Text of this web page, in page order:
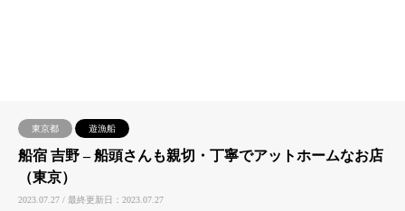
東京都 遊漁船
船宿 吉野 – ​船頭さんも親切・丁寧でアットホームなお店
（東京）
2023.07.27 / 最終更新日：2023.07.27